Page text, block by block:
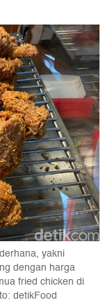
yakni
dengan harga
fried chicken di
detikFood